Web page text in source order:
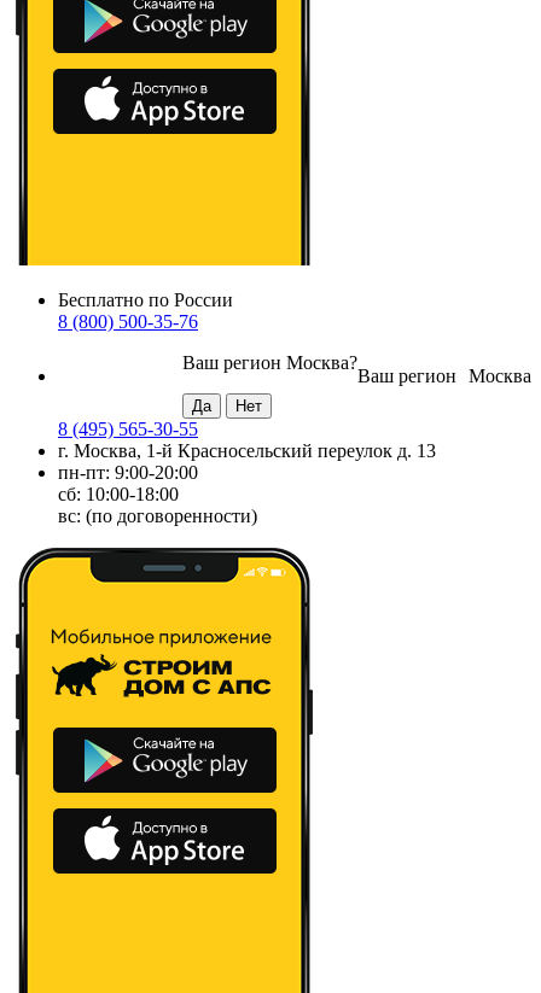
Бесплатно по России
8 (800) 500-35-76
Москва
Ваш регион
Ваш регион Москва?
8 (495) 565-30-55
г. Москва, 1-й Красносельский переулок д. 13
пн-пт: 9:00-20:00
сб: 10:00-18:00
вс: (по договоренности)